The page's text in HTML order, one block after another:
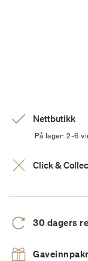
Nettbutikk
På lager: 2-6
Click &
30 dagers